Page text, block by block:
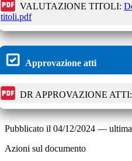
VALUTAZIONE TITOLI:
titoli.pdf
Approvazione atti
DR APPROVAZIONE ATTI:
Pubblicato il 04/12/2024 —
Azioni sul documento